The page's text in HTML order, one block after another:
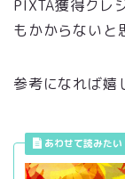
PIXTA獲得クレ
もかからないと
参考になれば嬉